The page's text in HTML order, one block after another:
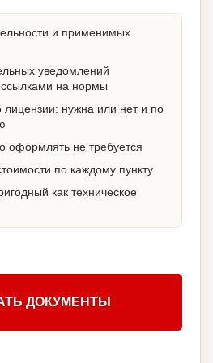
и применимых
уведомлений
на нормы
лицензии: нужна или нет и по
оформлять не требуется
по каждому пункту
как техническое
ДОКУМЕНТЫ